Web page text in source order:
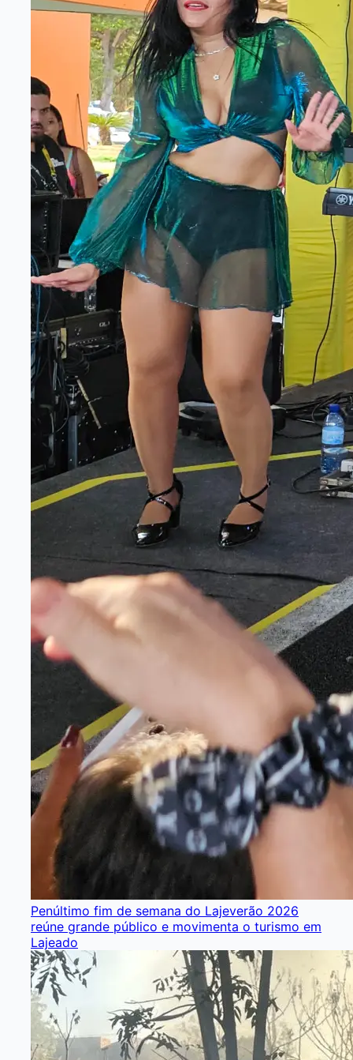
Penúltimo fim de semana do Lajeverão 2026
reúne grande público e movimenta o turismo em
Lajeado